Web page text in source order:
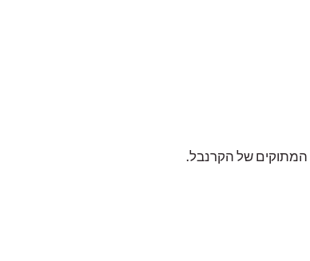
המתוקים של הקרנבל.